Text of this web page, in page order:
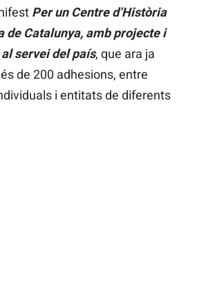
Per un Centre d’Història
de Catalunya, amb projecte i
servei del país, que ara ja
de 200 adhesions, entre
i entitats de diferents